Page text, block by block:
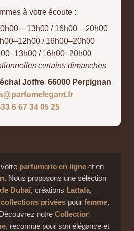
à votre écoute :
– 13h00 / 16h00 – 20h00
/ 16h00–20h00
/ 16h00–20h00
certains dimanches
Joffre, 66000 Perpignan
6 67 34 05 25
parfumerie en ligneet en
. Nous proposons une sélection
Dubaï, créations Lattafa,
collections privéespour femme,
notre Collection
, reconnue pour son élégance et